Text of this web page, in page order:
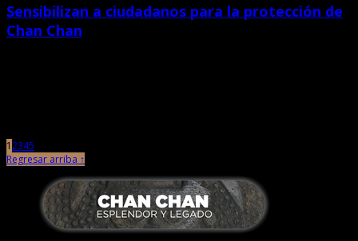
Sensibilizan a ciudadanos para la protección de
Chan Chan
12345
Regresar arriba ↑